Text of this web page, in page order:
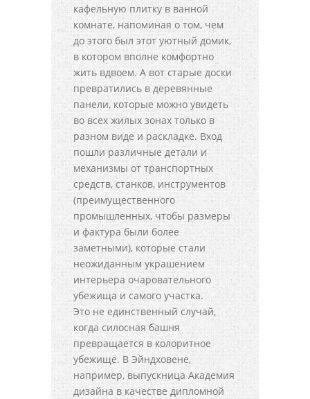
кафельную плитку в ванной
комнате, напоминая о том, чем
до этого был этот уютный домик,
в котором вполне комфортно
жить вдвоем. А вот старые доски
превратились в деревянные
панели, которые можно увидеть
во всех жилых зонах только в
разном виде и раскладке. Вход
пошли различные детали и
механизмы от транспортных
средств, станков, инструментов
(преимущественного
промышленных, чтобы размеры
и фактура были более
заметными), которые стали
неожиданным украшением
интерьера очаровательного
убежища и самого участка.
Это не единственный случай,
когда силосная башня
превращается в колоритное
убежище. В Эйндховене,
например, выпускница Академия
дизайна в качестве дипломной